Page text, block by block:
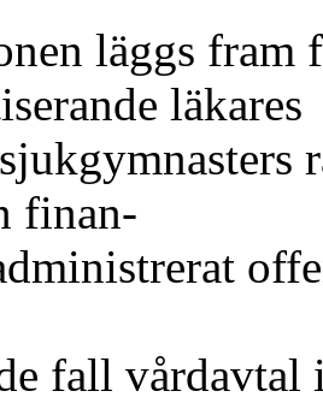
läggs fram
läkares
finan-
fall vårdavtal